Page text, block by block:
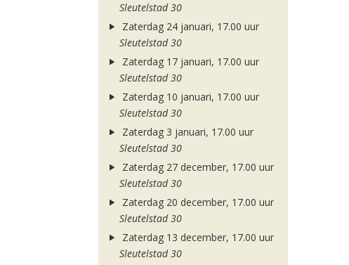
Sleutelstad 30
Zaterdag 24 januari, 17.00 uur
Sleutelstad 30
Zaterdag 17 januari, 17.00 uur
Sleutelstad 30
Zaterdag 10 januari, 17.00 uur
Sleutelstad 30
Zaterdag 3 januari, 17.00 uur
Sleutelstad 30
Zaterdag 27 december, 17.00 uur
Sleutelstad 30
Zaterdag 20 december, 17.00 uur
Sleutelstad 30
Zaterdag 13 december, 17.00 uur
Sleutelstad 30